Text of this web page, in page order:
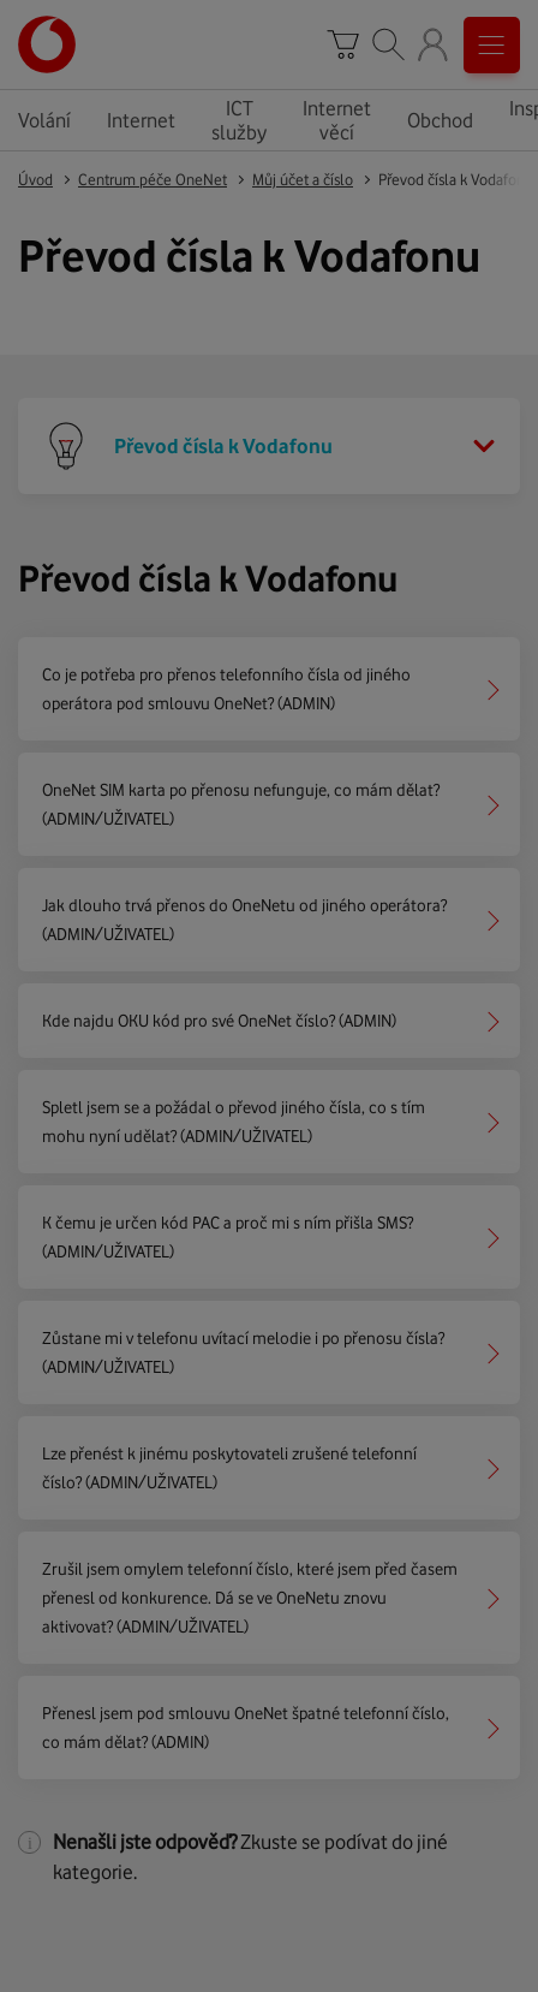
Volání Internet
ICT
služby
Internet
věcí
Obchod
Úvod Centrum péče OneNet Můj účet a číslo Převod čísla k Vodafonu
Převod čísla k Vodafonu
Převod čísla k Vodafonu
Převod čísla k Vodafonu
Co je potřeba pro přenos telefonního čísla od jiného
operátora pod smlouvu OneNet? (ADMIN)
OneNet SIM karta po přenosu nefunguje, co mám dělat?
(ADMIN/UŽIVATEL)
Jak dlouho trvá přenos do OneNetu od jiného operátora?
(ADMIN/UŽIVATEL)
Kde najdu OKU kód pro své OneNet číslo? (ADMIN)
Spletl jsem se a požádal o převod jiného čísla, co s tím
mohu nyní udělat? (ADMIN/UŽIVATEL)
K čemu je určen kód PAC a proč mi s ním přišla SMS?
(ADMIN/UŽIVATEL)
Zůstane mi v telefonu uvítací melodie i po přenosu čísla?
(ADMIN/UŽIVATEL)
Lze přenést k jinému poskytovateli zrušené telefonní
číslo? (ADMIN/UŽIVATEL)
Zrušil jsem omylem telefonní číslo, které jsem před časem
přenesl od konkurence. Dá se ve OneNetu znovu
aktivovat? (ADMIN/UŽIVATEL)
Přenesl jsem pod smlouvu OneNet špatné telefonní číslo,
co mám dělat? (ADMIN)
Nenašli jste odpověď?Zkuste se podívat do jiné
kategorie.